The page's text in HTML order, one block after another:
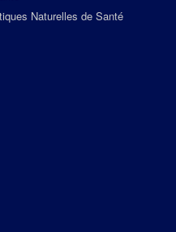
Naturelles de Santé